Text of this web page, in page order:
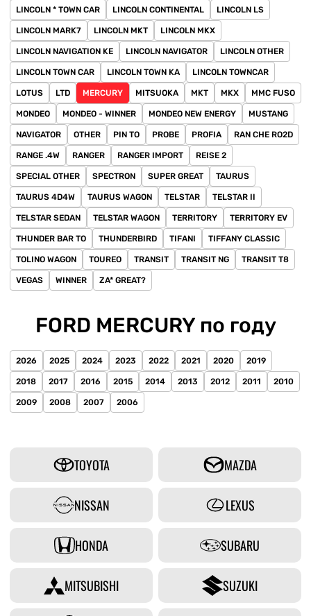
LINCOLN * TOWN CAR LINCOLN CONTINENTAL LINCOLN LS
LINCOLN MARK7 LINCOLN MKT LINCOLN MKX
LINCOLN NAVIGATION KE LINCOLN NAVIGATOR LINCOLN OTHER
LINCOLN TOWN CAR LINCOLN TOWN KA LINCOLN TOWNCAR
LOTUS LTD MERCURY MITSUOKA MKT MKX MMC FUSO
MONDEO MONDEO - WINNER MONDEO NEW ENERGY MUSTANG
NAVIGATOR OTHER PIN TO PROBE PROFIA RAN CHE RO2D
RANGE .4W RANGER RANGER IMPORT REISE 2
SPECIAL OTHER SPECTRON SUPER GREAT TAURUS
TAURUS 4D4W TAURUS WAGON TELSTAR TELSTAR II
TELSTAR SEDAN TELSTAR WAGON TERRITORY TERRITORY EV
THUNDER BAR TO THUNDERBIRD TIFANI TIFFANY CLASSIC
TOLINO WAGON TOUREO TRANSIT TRANSIT NG TRANSIT T8
VEGAS WINNER ZA* GREAT?
FORD MERCURY по году
2026 2025 2024 2023 2022 2021 2020 2019
2018 2017 2016 2015 2014 2013 2012 2011 2010
2009 2008 2007 2006
TOYOTA MAZDA
NISSAN LEXUS
HONDA SUBARU
MITSUBISHI SUZUKI